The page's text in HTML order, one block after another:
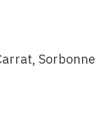
Sorbonne